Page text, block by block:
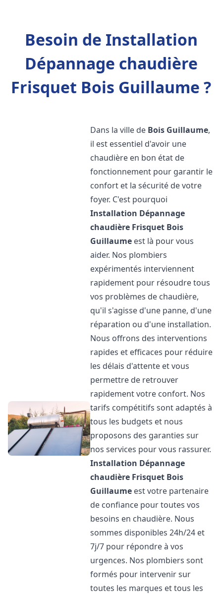
Besoin de Installation
Dépannage chaudière
Frisquet Bois Guillaume ?
Dans la ville de Bois Guillaume,
il est essentiel d'avoir une
chaudière en bon état de
fonctionnement pour garantir le
confort et la sécurité de votre
foyer. C'est pourquoi
Installation Dépannage
chaudière Frisquet Bois
Guillaume est là pour vous
aider. Nos plombiers
expérimentés interviennent
rapidement pour résoudre tous
vos problèmes de chaudière,
qu'il s'agisse d'une panne, d'une
réparation ou d'une installation.
Nous offrons des interventions
rapides et efficaces pour réduire
les délais d'attente et vous
permettre de retrouver
rapidement votre confort. Nos
tarifs compétitifs sont adaptés à
tous les budgets et nous
proposons des garanties sur
nos services pour vous rassurer.
Installation Dépannage
chaudière Frisquet Bois
Guillaume est votre partenaire
de confiance pour toutes vos
besoins en chaudière. Nous
sommes disponibles 24h/24 et
7j/7 pour répondre à vos
urgences. Nos plombiers sont
formés pour intervenir sur
toutes les marques et tous les